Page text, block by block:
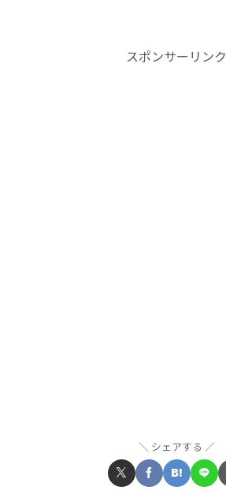
スポンサーリンク
シェアする